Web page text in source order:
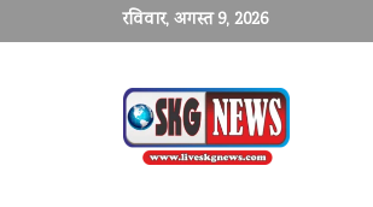
रविवार, अगस्त 9, 2026